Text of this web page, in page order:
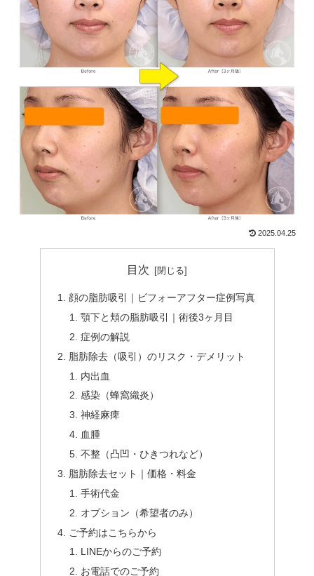
2025.04.25
目次
顔の脂肪吸引｜ビフォーアフター症例写真
顎下と頬の脂肪吸引｜術後3ヶ月目
症例の解説
脂肪除去（吸引）のリスク・デメリット
内出血
感染（蜂窩織炎）
神経麻痺
血腫
不整（凸凹・ひきつれなど）
脂肪除去セット｜価格・料金
手術代金
オプション（希望者のみ）
ご予約はこちらから
LINEからのご予約
お電話でのご予約